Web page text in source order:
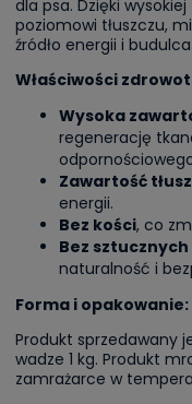
dla psa. Dzięki
poziomowi tłuszczu,
źródło energii i
Właściwości
Wysoka
regenerację
Zawartość
energii.
Bez kości, co
Bez
naturalność i
Forma i opakowanie:
Produkt sprzedawany
wadze 1 kg. Produkt
zamrażarce w